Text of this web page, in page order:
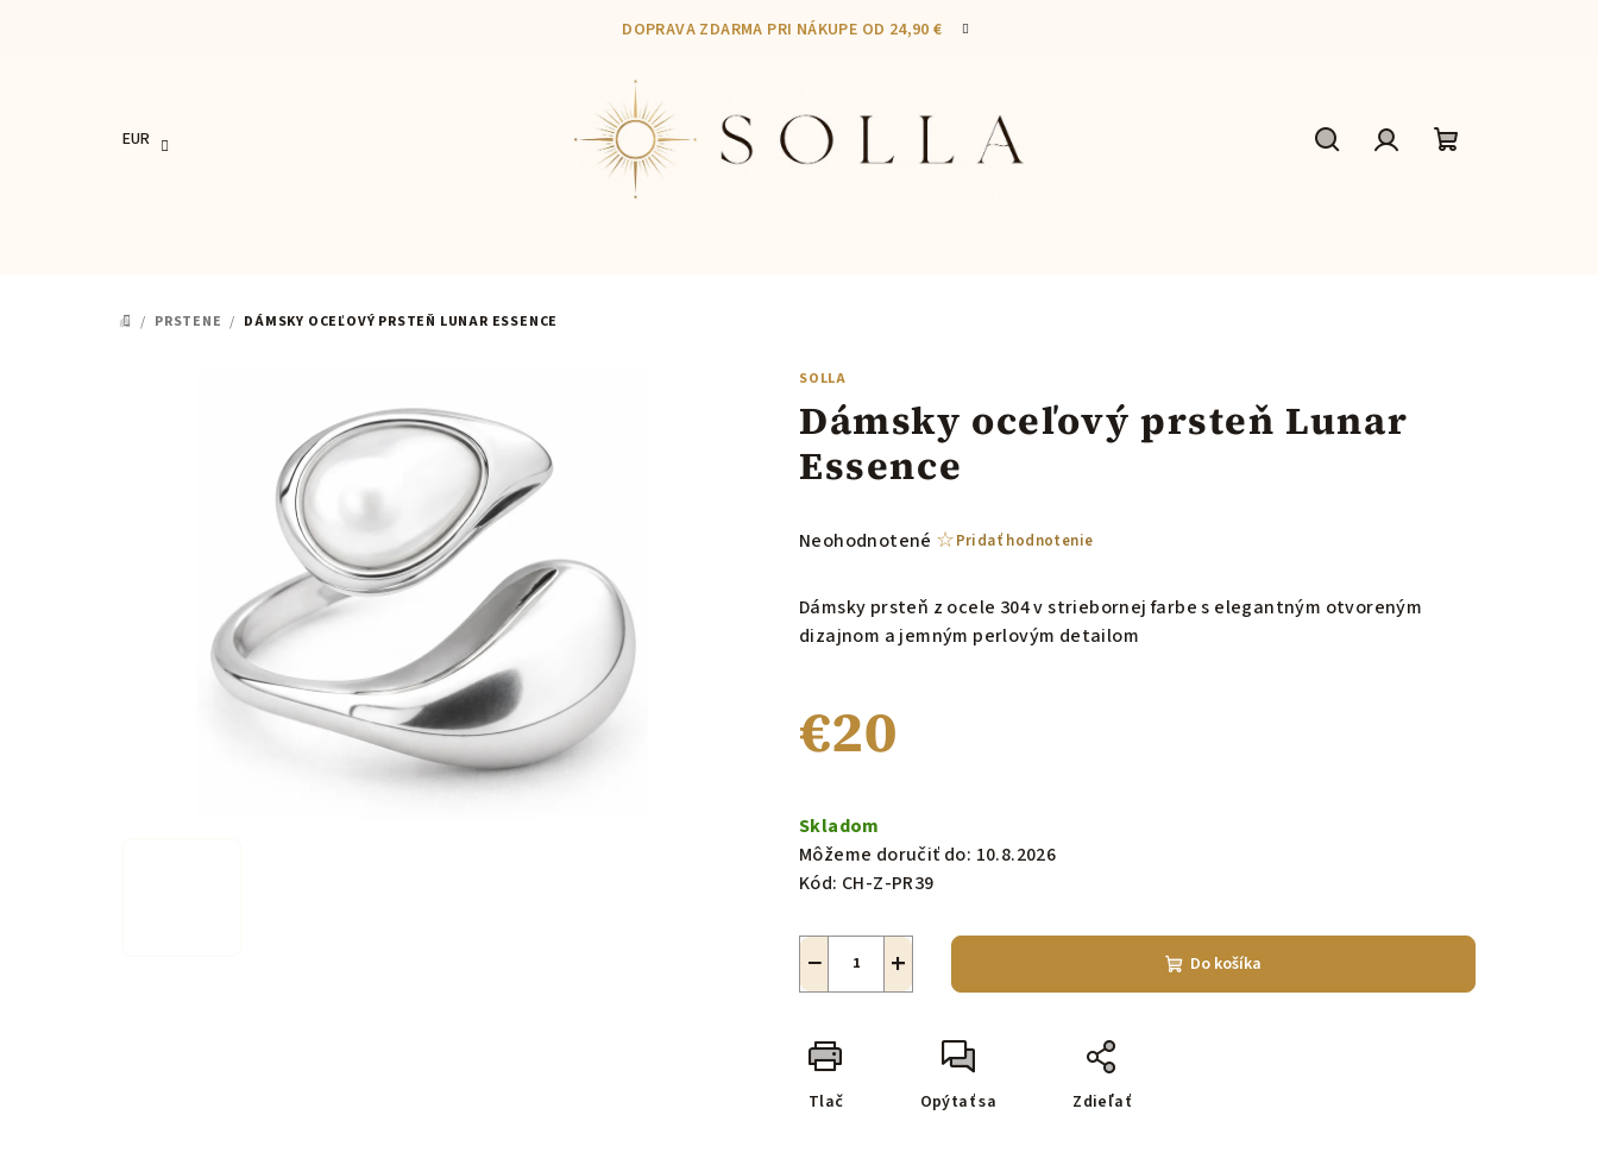
DOPRAVA ZDARMA PRI NÁKUPE OD 24,90 €
EUR
DOMOV
/ PRSTENE / DÁMSKY OCEĽOVÝ PRSTEŇ LUNAR ESSENCE
SOLLA
Dámsky oceľový prsteň Lunar
Essence
Priemerné
produktu
je
hviezdičiek.
Neohodnotené Pridať hodnotenie
Dámsky prsteň z ocele 304 v striebornej farbe s elegantným otvoreným
dizajnom a jemným perlovým detailom
€20
cena:
Skladom
Môžeme doručiť do: 10.8.2026
Kód: CH-Z-PR39
+
− Do košíka
Tlač Opýtať sa Zdieľať